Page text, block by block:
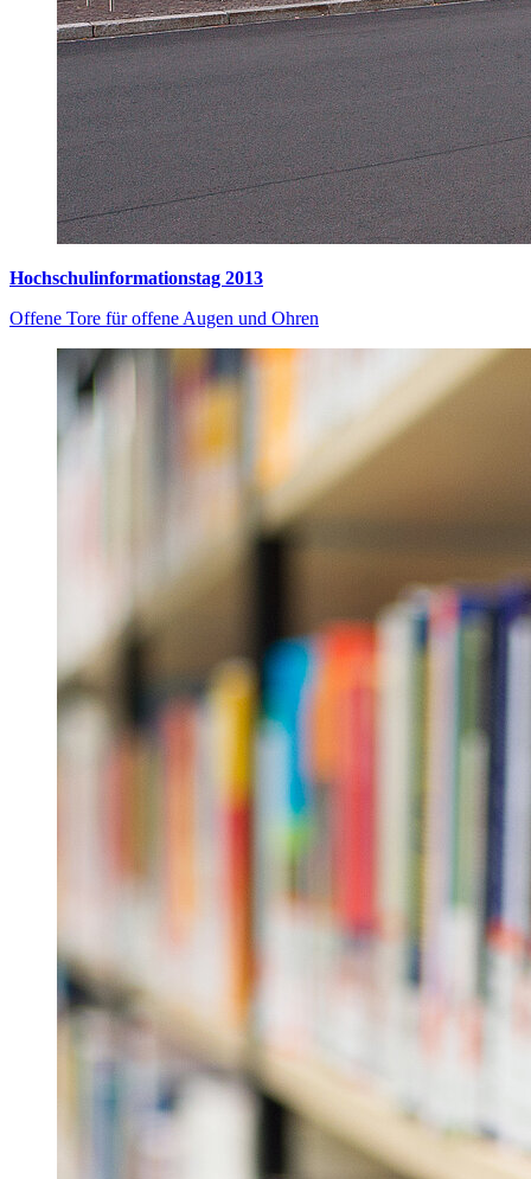
Hochschulinformationstag 2013
Offene Tore für offene Augen und Ohren